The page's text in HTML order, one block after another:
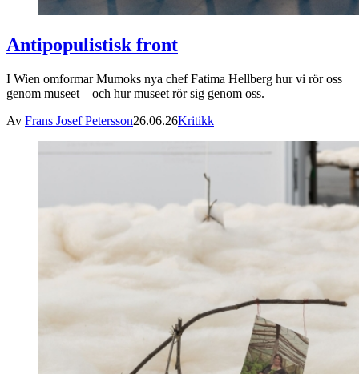
Antipopulistisk front
I Wien omformar Mumoks nya chef Fatima Hellberg hur vi rör oss
genom museet – och hur museet rör sig genom oss.
Av Frans Josef Petersson26.06.26Kritikk